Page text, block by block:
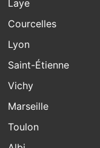
Laye
Courcelles
Lyon
Saint-Étienne
Vichy
Marseille
Toulon